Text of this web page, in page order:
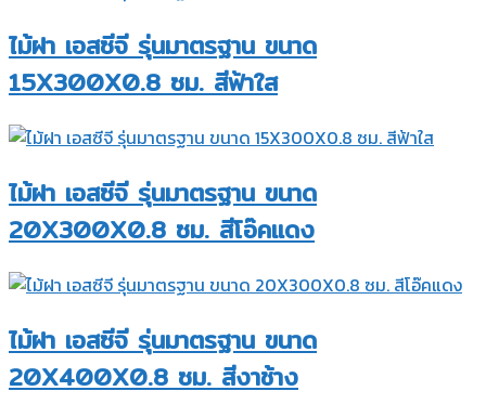
ไม้ฝา เอสซีจี รุ่นมาตรฐาน ขนาด
15X300X0.8 ซม. สีฟ้าใส
ไม้ฝา เอสซีจี รุ่นมาตรฐาน ขนาด
20X300X0.8 ซม. สีโอ๊คแดง
ไม้ฝา เอสซีจี รุ่นมาตรฐาน ขนาด
20X400X0.8 ซม. สีงาช้าง